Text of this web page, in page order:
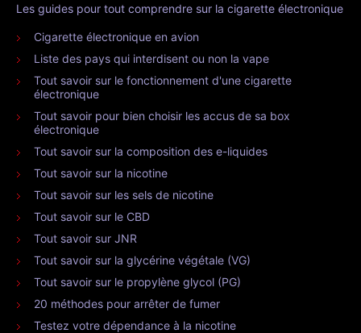
Les guides pour tout comprendre sur la cigarette électronique
Cigarette électronique en avion
Liste des pays qui interdisent ou non la vape
Tout savoir sur le fonctionnement d'une cigarette
électronique
Tout savoir pour bien choisir les accus de sa box
électronique
Tout savoir sur la composition des e-liquides
Tout savoir sur la nicotine
Tout savoir sur les sels de nicotine
Tout savoir sur le CBD
Tout savoir sur JNR
Tout savoir sur la glycérine végétale (VG)
Tout savoir sur le propylène glycol (PG)
20 méthodes pour arrêter de fumer
Testez votre dépendance à la nicotine